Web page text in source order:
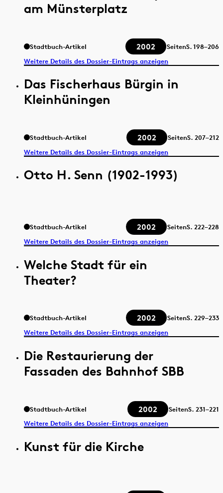
am Münsterplatz
Stadtbuch-Artikel 2002 SeitenS.198–206
Weitere Details des Dossier-Eintrags anzeigen
Das Fischerhaus Bürgin in
Kleinhüningen
Stadtbuch-Artikel 2002 SeitenS. 207–212
Weitere Details des Dossier-Eintrags anzeigen
Otto H. Senn (1902-1993)
Stadtbuch-Artikel 2002 SeitenS. 222–228
Weitere Details des Dossier-Eintrags anzeigen
Welche Stadt für ein
Theater?
Stadtbuch-Artikel 2002 SeitenS. 229–233
Weitere Details des Dossier-Eintrags anzeigen
Die Restaurierung der
Fassaden des Bahnhof SBB
Stadtbuch-Artikel 2002 SeitenS. 231–221
Weitere Details des Dossier-Eintrags anzeigen
Kunst für die Kirche